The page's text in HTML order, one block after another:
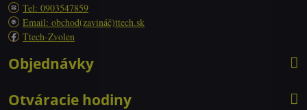
Tel: 0903547859
Email: obchod(zavináč)ttech.sk
Ttech-Zvolen
Objednávky
Otváracie hodiny